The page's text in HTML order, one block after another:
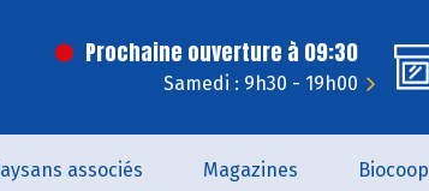
Prochaine ouverture à 09:30
Samedi : 9h30 - 19h00
associés Magazines Biocoop